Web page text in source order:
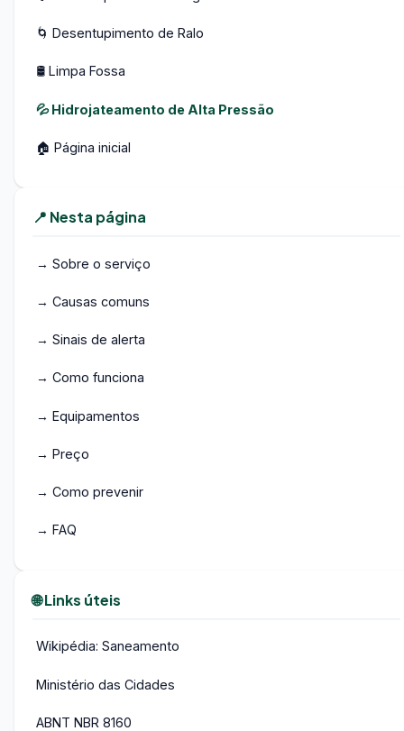
🌀 Desentupimento de Ralo
🛢️ Limpa Fossa
💦 Hidrojateamento de Alta Pressão
🏠 Página inicial
📍 Nesta página
→ Sobre o serviço
→ Causas comuns
→ Sinais de alerta
→ Como funciona
→ Equipamentos
→ Preço
→ Como prevenir
→ FAQ
🌐 Links úteis
Wikipédia: Saneamento
Ministério das Cidades
ABNT NBR 8160